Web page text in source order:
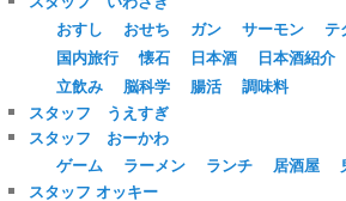
おすし
おせち ガン サーモン テ
国内旅行
懐石 日本酒 日本酒紹介
立飲み
脳科学 腸活
調味料
スタッフ うえすぎ
スタッフ おーかわ
ゲーム
ラーメン ランチ 居酒屋
スタッフ オッキー